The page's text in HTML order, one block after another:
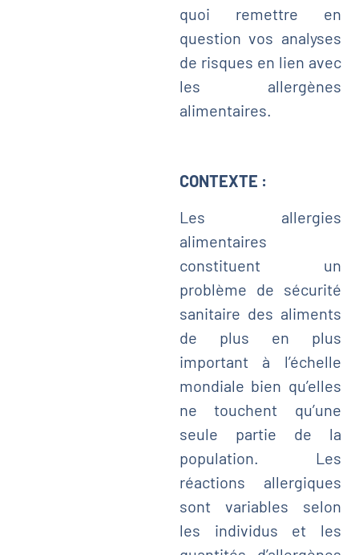
quoi remettre en
question vos analyses
de risques en lien avec
les allergènes
alimentaires.
CONTEXTE :
Les allergies
alimentaires
constituent un
problème de sécurité
sanitaire des aliments
de plus en plus
important à l’échelle
mondiale bien qu’elles
ne touchent qu’une
seule partie de la
population. Les
réactions allergiques
sont variables selon
les individus et les